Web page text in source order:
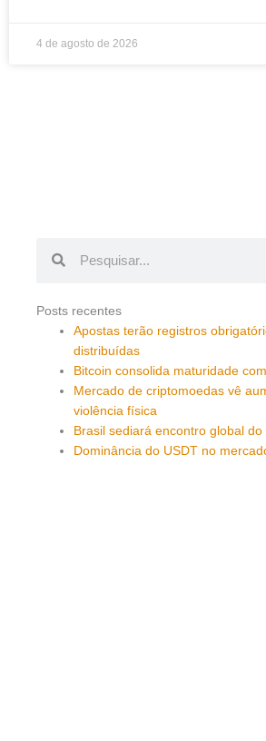
4 de agosto de 2026
Posts recentes
Apostas terão registros
distribuídas
Bitcoin consolida maturidade
Mercado de criptomoedas vê
violência física
Brasil sediará encontro global
Dominância do USDT no